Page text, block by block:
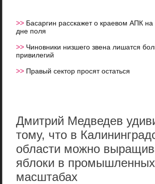
>> Басаргин расскажет о краевом АПК
дне поля
>> Чиновники низшего звена лишатся
привилегий
>> Правый сектор просят остаться
Дмитрий Медведев
тому, что в
области можно
яблоки в промышленных
масштабах